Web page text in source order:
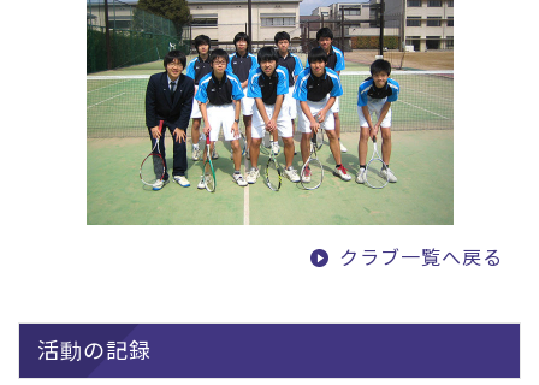
クラブ一覧へ戻る
活動の記録